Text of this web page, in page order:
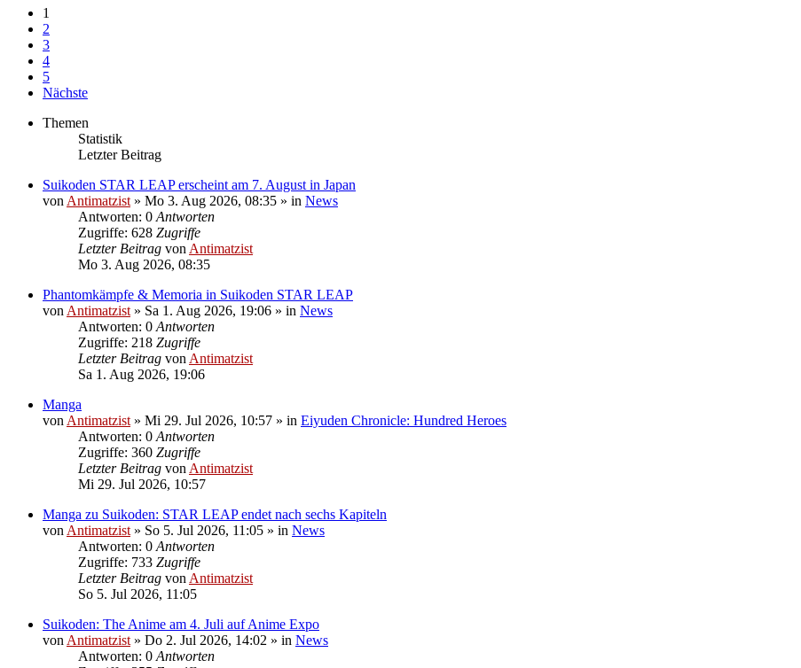
1
2
3
4
5
Nächste
Themen
Statistik
Letzter Beitrag
Suikoden STAR LEAP erscheint am 7. August in Japan
von Antimatzist » Mo 3. Aug 2026, 08:35 » in News
Antworten: 0 Antworten
Zugriffe: 628 Zugriffe
Letzter Beitrag von Antimatzist
Mo 3. Aug 2026, 08:35
Phantomkämpfe & Memoria in Suikoden STAR LEAP
von Antimatzist » Sa 1. Aug 2026, 19:06 » in News
Antworten: 0 Antworten
Zugriffe: 218 Zugriffe
Letzter Beitrag von Antimatzist
Sa 1. Aug 2026, 19:06
Manga
von Antimatzist » Mi 29. Jul 2026, 10:57 » in Eiyuden Chronicle: Hundred Heroes
Antworten: 0 Antworten
Zugriffe: 360 Zugriffe
Letzter Beitrag von Antimatzist
Mi 29. Jul 2026, 10:57
Manga zu Suikoden: STAR LEAP endet nach sechs Kapiteln
von Antimatzist » So 5. Jul 2026, 11:05 » in News
Antworten: 0 Antworten
Zugriffe: 733 Zugriffe
Letzter Beitrag von Antimatzist
So 5. Jul 2026, 11:05
Suikoden: The Anime am 4. Juli auf Anime Expo
von Antimatzist » Do 2. Jul 2026, 14:02 » in News
Antworten: 0 Antworten